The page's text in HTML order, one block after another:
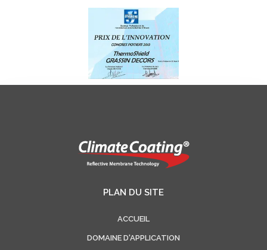
PLAN DU SITE
ACCUEIL
DOMAINE D'APPLICATION